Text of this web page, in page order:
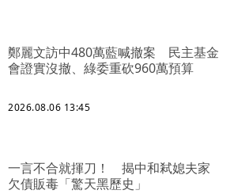
鄭麗文訪中480萬藍喊撤案 民主基金
會證實沒撤、綠委重砍960萬預算
2026.08.06 13:45
一言不合就揮刀！ 揭中和弒媳夫家
欠債販毒「驚天黑歷史」